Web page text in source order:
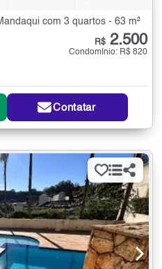
com 3 quartos - 63 m²
R$ 2.500
Condomínio: R$ 820
Contatar